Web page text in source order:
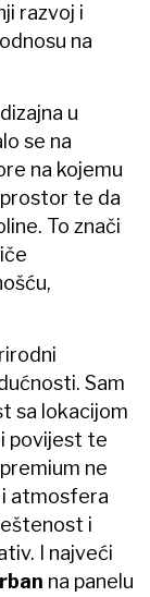
razvoj i
na
u
se na
na kojemu
te da
To znači
Sam
sa lokacijom
povijest te
ne
i atmosfera
i
I najveći
na panelu